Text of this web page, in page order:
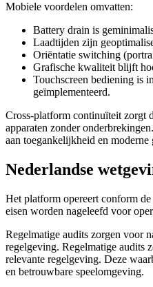
Mobiele voordelen omvatten:
Battery drain is
Laadtijden zijn
Oriëntatie switching
Grafische kwaliteit blijft
Touchscreen bediening is
geïmplementeerd.
Cross-platform continuïteit zorgt
apparaten zonder
aan toegankelijkheid en moderne
Nederlandse
Het platform opereert conform
eisen worden nageleefd voor
Regelmatige audits zorgen voor
regelgeving. Regelmatige audits
relevante regelgeving. Deze
en betrouwbare speelomgeving.